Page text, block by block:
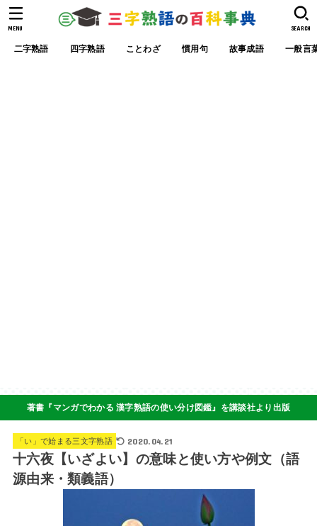
二字熟語 四字熟語 ことわざ 慣用句 故事成語 一般言
SEARCH
MENU
著書『マンガでわかる 漢字熟語の使い分け図鑑』を講談社より出版
「い」で始まる三文字熟語 2020.04.21
十六夜【いざよい】の意味と使い方や例文（語
源由来・類義語）